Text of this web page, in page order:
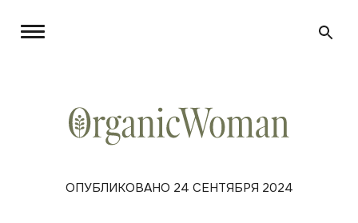
ОПУБЛИКОВАНО 24 СЕНТЯБРЯ 2024